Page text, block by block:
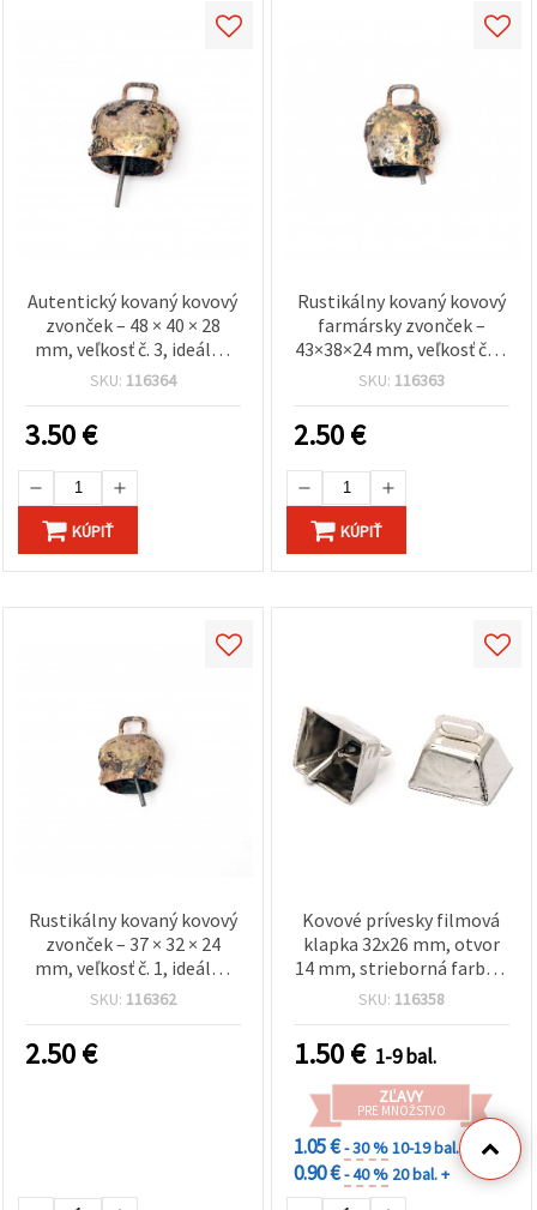
Autentický kovaný kovový
zvonček – 48 × 40 × 28
mm, veľkosť č. 3, ideálny
na rustikálne dekorácie,
DIY tvorenie
SKU: 116364
3.50€
KÚPIŤ
Rustikálny kovaný kovový
farmársky zvonček –
43×38×24 mm, veľkosť č. 2,
ideálny na tvorenie,
SKU: 116363
2.50€
KÚPIŤ
Rustikálny kovaný kovový
zvonček – 37 × 32 × 24
mm, veľkosť č. 1, ideálny
na dekorácie, tvorenie a
SKU: 116362
2.50€
Kovové prívesky filmová
klapka 32x26 mm, otvor
14 mm, strieborná farba –
2 ks
SKU: 116358
1.50€ 1-9 bal.
ZĽAVY
PRE MNOŽSTVO
1.05 €- 30 %10-19 bal.
0.90 €- 40 % 20 bal. +